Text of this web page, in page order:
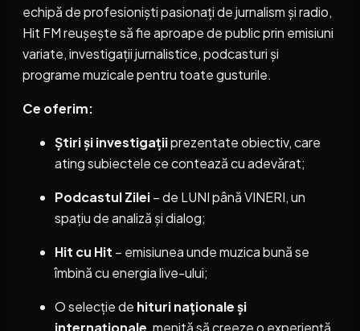
echipă de profesioniști pasionați de jurnalism și radio,
Hit FM reușește să fie aproape de public prin emisiuni
variate, investigații jurnalistice, podcasturi și
programe muzicale pentru toate gusturile.
Ce oferim:
Știri și investigațiiprezentate obiectiv, care
ating subiectele ce contează cu adevărat;
Podcastul Zilei– de LUNI până VINERI, un
spațiu de analiză și dialog;
Hit cu Hit – emisiunea unde muzica bună se
îmbină cu energia live-ului;
O selecție de hituri naționale și
internaționale, menită să creeze o experiență